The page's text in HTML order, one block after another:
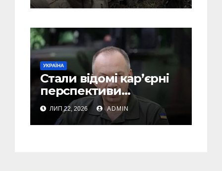
не може бути
УКРАЇНА
Стали відомі кар’єрні
перспективи
Сирського після
звільнення з посади
Головкому ВСУ
ЛИП 22, 2026 ADMIN